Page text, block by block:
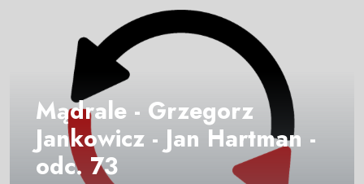
Mądrale - Grzegorz
Jankowicz - Jan Hartman -
odc. 73